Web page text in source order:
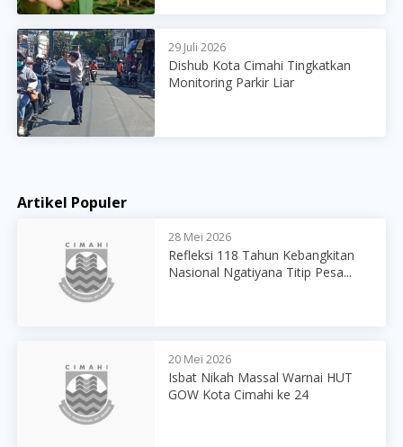
29 Juli 2026
Dishub Kota Cimahi Tingkatkan
Monitoring Parkir Liar
Artikel Populer
28 Mei 2026
Refleksi 118 Tahun Kebangkitan
Nasional Ngatiyana Titip Pesa...
20 Mei 2026
Isbat Nikah Massal Warnai HUT
GOW Kota Cimahi ke 24